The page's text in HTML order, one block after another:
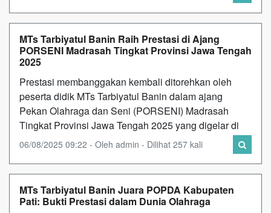
MTs Tarbiyatul Banin Raih Prestasi di Ajang
PORSENI Madrasah Tingkat Provinsi Jawa Tengah
2025
Prestasi membanggakan kembali ditorehkan oleh
peserta didik MTs Tarbiyatul Banin dalam ajang
Pekan Olahraga dan Seni (PORSENI) Madrasah
Tingkat Provinsi Jawa Tengah 2025 yang digelar di
06/08/2025 09:22 - Oleh admin - Dilihat 257 kali
MTs Tarbiyatul Banin Juara POPDA Kabupaten
Pati: Bukti Prestasi dalam Dunia Olahraga